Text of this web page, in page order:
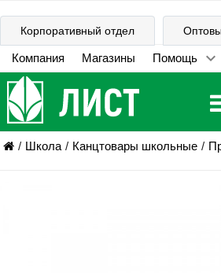
Корпоративный отдел
Компания Магазины Помощь
Школа Канцтовары школьные